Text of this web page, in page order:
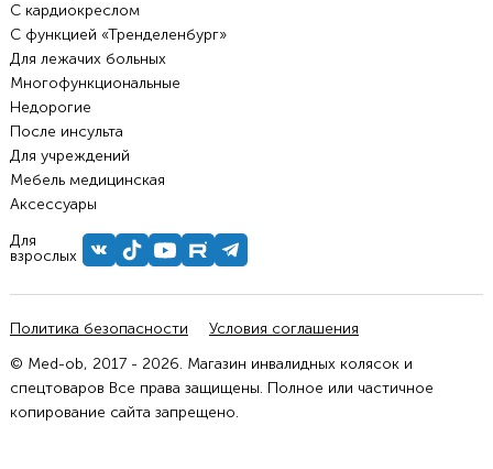
С кардиокреслом
С функцией «Тренделенбург»
Для лежачих больных
Многофункциональные
Недорогие
После инсульта
Для учреждений
Мебель медицинская
Аксессуары
Для
взрослых
Политика безопасности
Условия соглашения
© Med-ob, 2017 - 2026. Магазин инвалидных колясок и
спецтоваров Все права защищены. Полное или частичное
копирование сайта запрещено.